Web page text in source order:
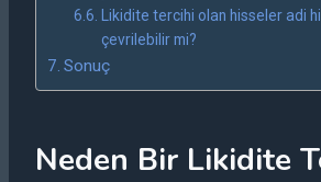
Likidite tercihi olan hisseler adi
çevrilebilir mi?
Sonuç
Neden Bir Likidite